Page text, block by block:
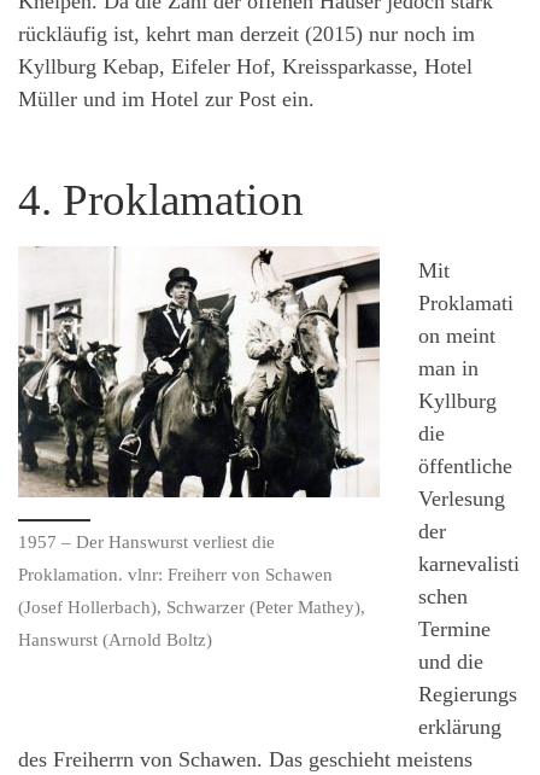
rückläufig ist, kehrt man derzeit (2015) nur noch im
Kyllburg Kebap, Eifeler Hof, Kreissparkasse, Hotel
Müller und im Hotel zur Post ein.
4. Proklamation
1957 – Der Hanswurst verliest die
Proklamation. vlnr: Freiherr von Schawen
(Josef Hollerbach), Schwarzer (Peter Mathey),
Hanswurst (Arnold Boltz)
Mit
Proklamati
on meint
man in
Kyllburg
die
öffentliche
Verlesung
der
karnevalisti
schen
Termine
und die
Regierungs
erklärung
des Freiherrn von Schawen. Das geschieht meistens